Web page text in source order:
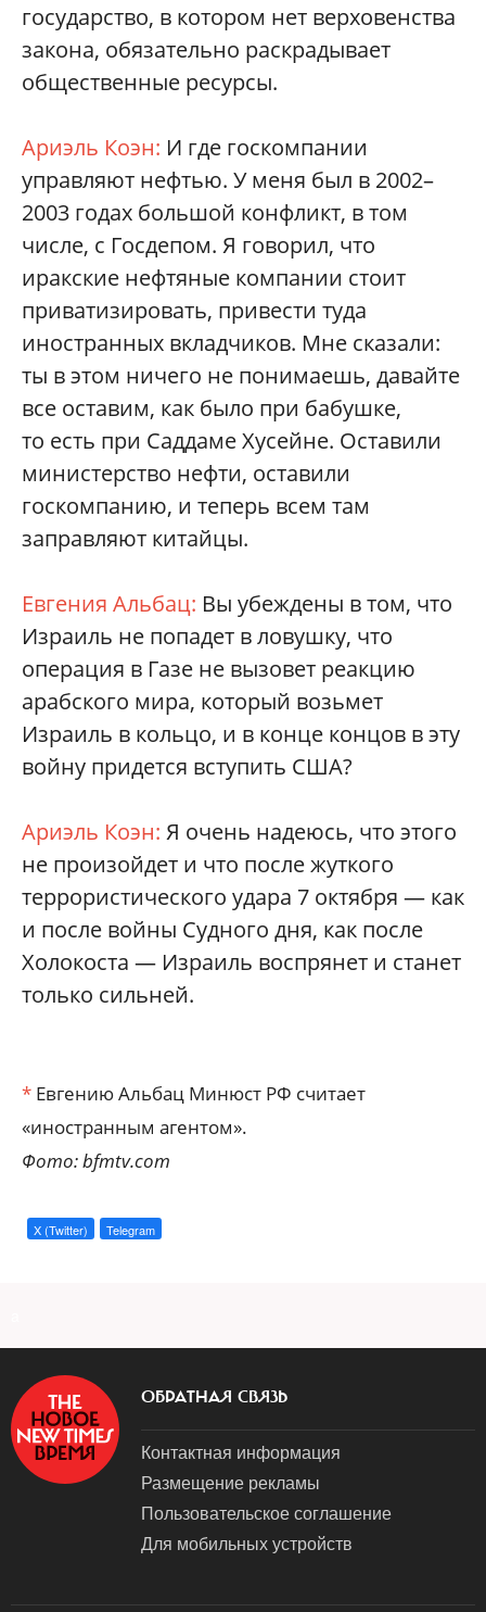
государство, в котором нет верховенства
закона, обязательно раскрадывает
общественные ресурсы.
Ариэль Коэн: И где госкомпании
управляют нефтью. У меня был в 2002–
2003 годах большой конфликт, в том
числе, с Госдепом. Я говорил, что
иракские нефтяные компании стоит
приватизировать, привести туда
иностранных вкладчиков. Мне сказали:
ты в этом ничего не понимаешь, давайте
все оставим, как было при бабушке,
то есть при Саддаме Хусейне. Оставили
министерство нефти, оставили
госкомпанию, и теперь всем там
заправляют китайцы.
Евгения Альбац: Вы убеждены в том, что
Израиль не попадет в ловушку, что
операция в Газе не вызовет реакцию
арабского мира, который возьмет
Израиль в кольцо, и в конце концов в эту
вой­ну придется вступить США?
Ариэль Коэн: Я очень надеюсь, что этого
не произойдет и что после жуткого
террористического удара 7 октября — как
и после вой­ны Судного дня, как после
Холокоста — Израиль воспрянет и станет
только сильней.
* Евгению Альбац Минюст РФ считает
«иностранным агентом».
Фото: bfmtv.com
X (Twitter) Telegram
ОБРАТНАЯ СВЯЗЬ
Контактная информация
Размещение рекламы
Пользовательское соглашение
Для мобильных устройств